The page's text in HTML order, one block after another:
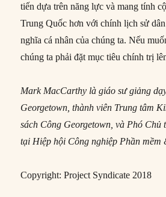
tiến dựa trên năng lực và mang tính
Trung Quốc hơn với chính lịch sử
nghĩa cá nhân của chúng ta. Nếu
chúng ta phải đặt mục tiêu chính trị
Mark MacCarthy là giáo sư giảng
Georgetown, thành viên Trung tâm
sách Công Georgetown, và Phó Chủ
tại Hiệp hội Công nghiệp Phần
Copyright: Project Syndicate 2018